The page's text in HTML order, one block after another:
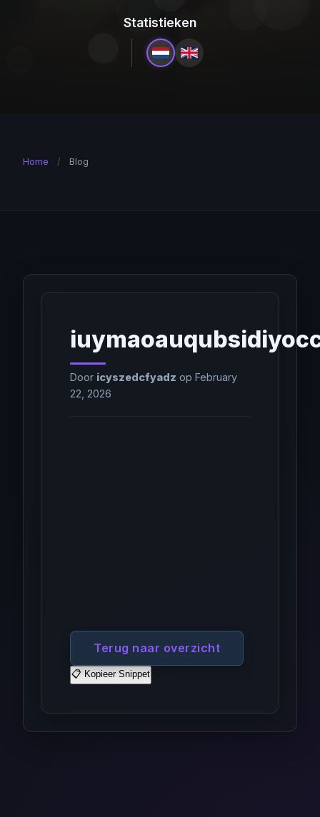
Statistieken
Home / Blog
Door icyszedcfyadz op February
22, 2026
Terug naar overzicht
📋 Kopieer Snippet